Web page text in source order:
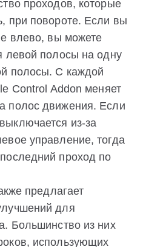
проходов, которые
при повороте. Если вы
влево, вы можете
левой полосы на одну
полосы. С каждой
Control Addon меняет
полос движения. Если
из-за
управление, тогда
проход по
предлагает
для
Большинство из них
использующих